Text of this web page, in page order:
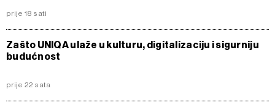
prije 18 sati
Zašto UNIQA ulaže u kulturu, digitalizaciju i sigurniju
budućnost
prije 22 sata